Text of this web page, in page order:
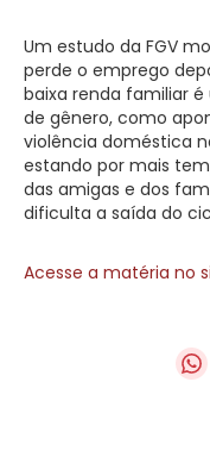
Um estudo da FGV
perde o emprego
baixa renda familiar
de gênero, como
violência doméstica
estando por mais
das amigas e dos
dificulta a saída do
Acesse a matéria no